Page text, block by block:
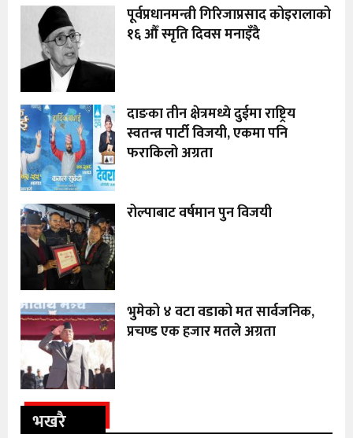
पूर्वप्रधानमन्त्री गिरिजाप्रसाद कोइरालाको
१६ औँ स्मृति दिवस मनाइँदै
दाङका तीन क्षेत्रमध्ये दुईमा राष्ट्रिय
स्वतन्त्र पार्टी विजयी, एकमा पनि
फराकिलो अग्रता
रोल्पाबाट वर्षमान पुन विजयी
भुमेको ४ वटा वडाको मत सार्वजनिक,
प्रचण्ड एक हजार मतले अग्रता
भखरै